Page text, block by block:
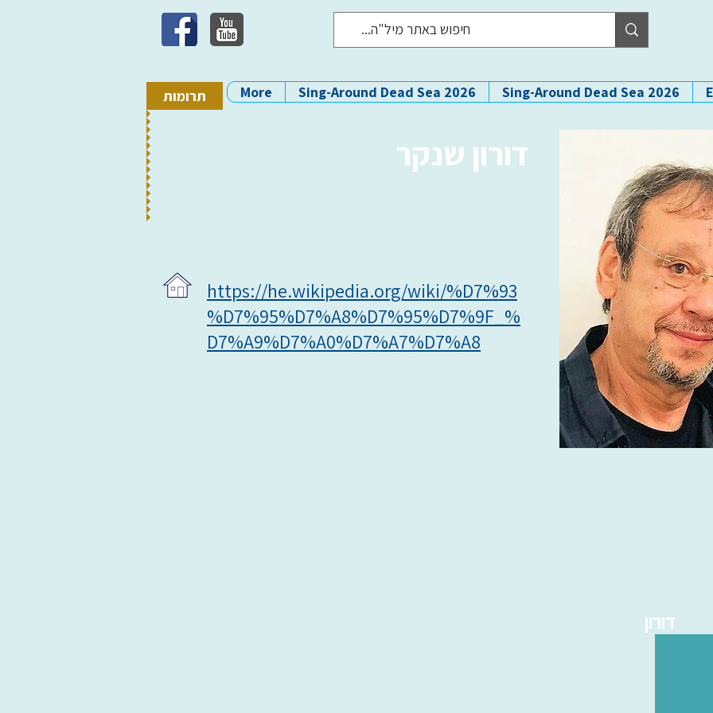
תרומות Sing-Around Dead Sea 2026
Sing-Around Dead Sea 2026
More
דורון שנקר
https://he.wikipedia.org/wiki/%D7%93
%D7%95%D7%A8%D7%95%D7%9F_%
D7%A9%D7%A0%D7%A7%D7%A8
דורון